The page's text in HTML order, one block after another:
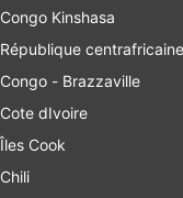
Congo Kinshasa
République centrafricaine
Congo - Brazzaville
Cote dIvoire
Îles Cook
Chili